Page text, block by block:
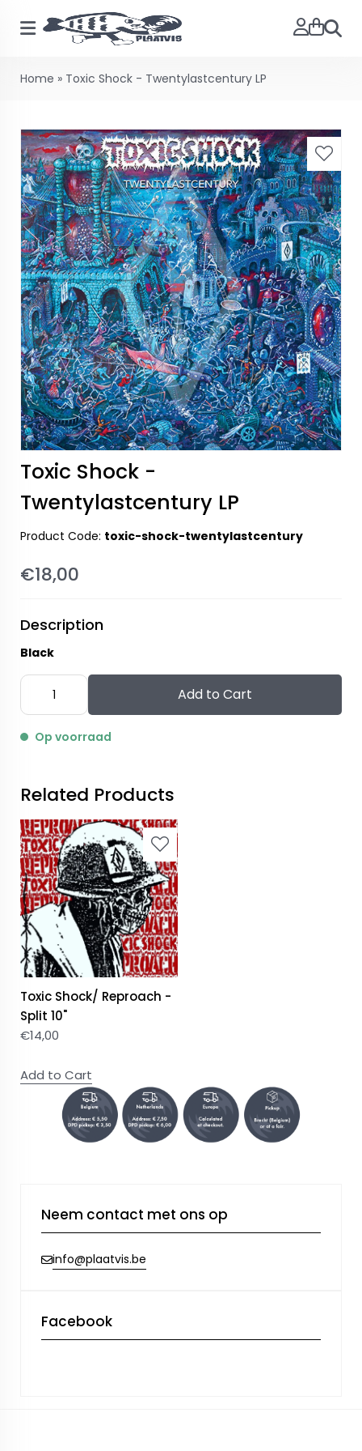
Search
Home » Toxic Shock - Twentylastcentury LP
Toxic Shock -
Twentylastcentury LP
Product Code: toxic-shock-twentylastcentury
€18,00
Description
Black
Add to Cart
Op voorraad
Related Products
Toxic Shock/ Reproach -
Split 10"
€14,00
Add to Cart
Neem contact met ons op
info@plaatvis.be
Facebook